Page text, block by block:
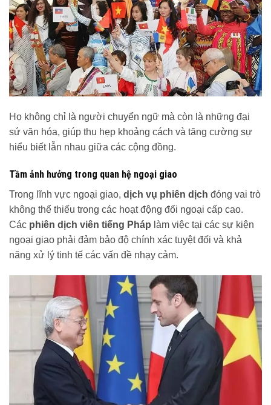
Họ không chỉ là người chuyển ngữ mà còn là những đại
sứ văn hóa, giúp thu hẹp khoảng cách và tăng cường sự
hiểu biết lẫn nhau giữa các cộng đồng.
Tầm ảnh hưởng trong quan hệ ngoại giao
Trong lĩnh vực ngoại giao, dịch vụ phiên dịch đóng vai trò
không thể thiếu trong các hoạt động đối ngoại cấp cao.
Các phiên dịch viên tiếng Pháp làm việc tại các sự kiện
ngoại giao phải đảm bảo độ chính xác tuyệt đối và khả
năng xử lý tinh tế các vấn đề nhạy cảm.